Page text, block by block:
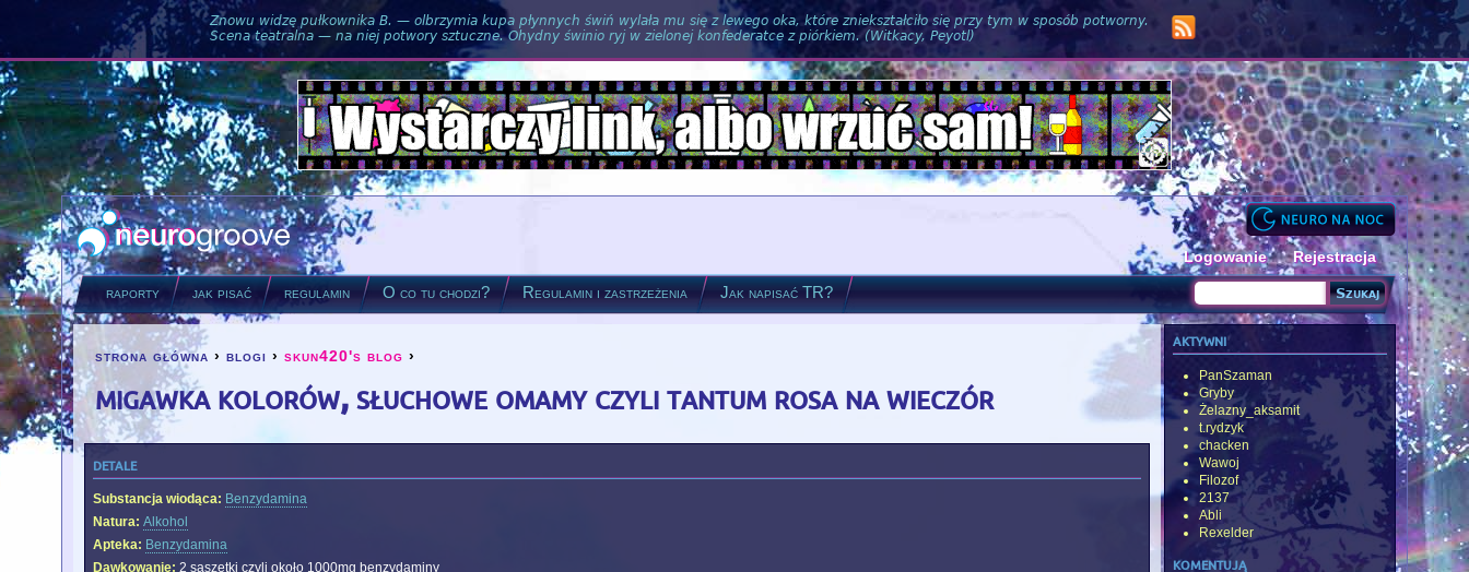
Znowu widzę pułkownika B. — olbrzymia kupa płynnych świń wylała mu się z lewego oka, które zniekształciło się przy tym w sposób potworny.
Scena teatralna — na niej potwory sztuczne. Ohydny świnio ryj w zielonej konfederatce z piórkiem. (Witkacy, Peyotl)
Logowanie Rejestracja
raporty jak pisać regulamin O co tu chodzi? Regulamin i zastrzeżenia Jak napisać TR?
Formularz wyszukiwania
you are here
strona główna ›blogi ›skun420's blog ›
migawka kolorów, słuchowe omamy czyli tantum rosa na wieczór
detale
Substancja wiodąca: Benzydamina
Natura: Alkohol
Apteka: Benzydamina
Dawkowanie: 2 saszetki czyli około 1000mg benzydaminy
aktywni
PanSzaman
Gryby
Żelazny_aksamit
t.rydzyk
chacken
Wawoj
Filozof
2137
Abli
Rexelder
komentują